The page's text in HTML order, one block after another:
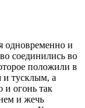
одновременно и
соединились во
положили в
тусклым, а
огонь так
и жечь